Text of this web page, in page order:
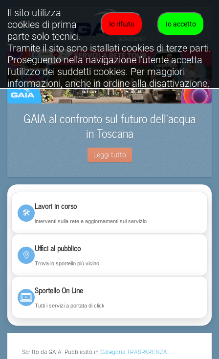
GAIA al confronto sul futuro dell’acqua
in Toscana
Leggi tutto
🛠
Lavori in corso
interventi sulla rete e aggiornamenti sul servizio
Uffici al pubblico
Trova lo sportello più vicino
Sportello On Line
Tutti i servizi a portata di click
Scritto da GAIA. Pubblicato in Categoria TRASPARENZA
Io accetto
Io rifiuto
Il sito utilizza
cookies di prima
parte solo tecnici.
Tramite il sito sono istallati cookies di terze parti.
Proseguento nella navigazione l'utente accetta
l'utilizzo dei suddetti cookies. Per maggiori
informazioni, anche in ordine alla disattivazione,
è possibile consultare l'informativa cookies
completa.
Visualizza informativa completa.